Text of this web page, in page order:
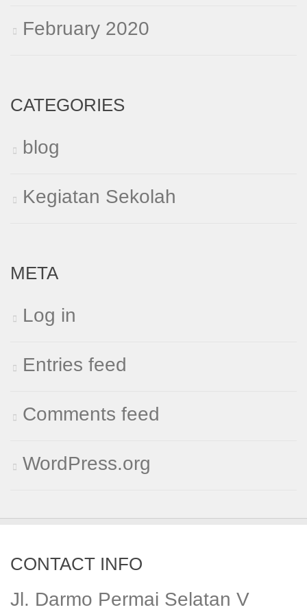
February 2020
CATEGORIES
blog
Kegiatan Sekolah
META
Log in
Entries feed
Comments feed
WordPress.org
CONTACT INFO
Jl. Darmo Permai Selatan V